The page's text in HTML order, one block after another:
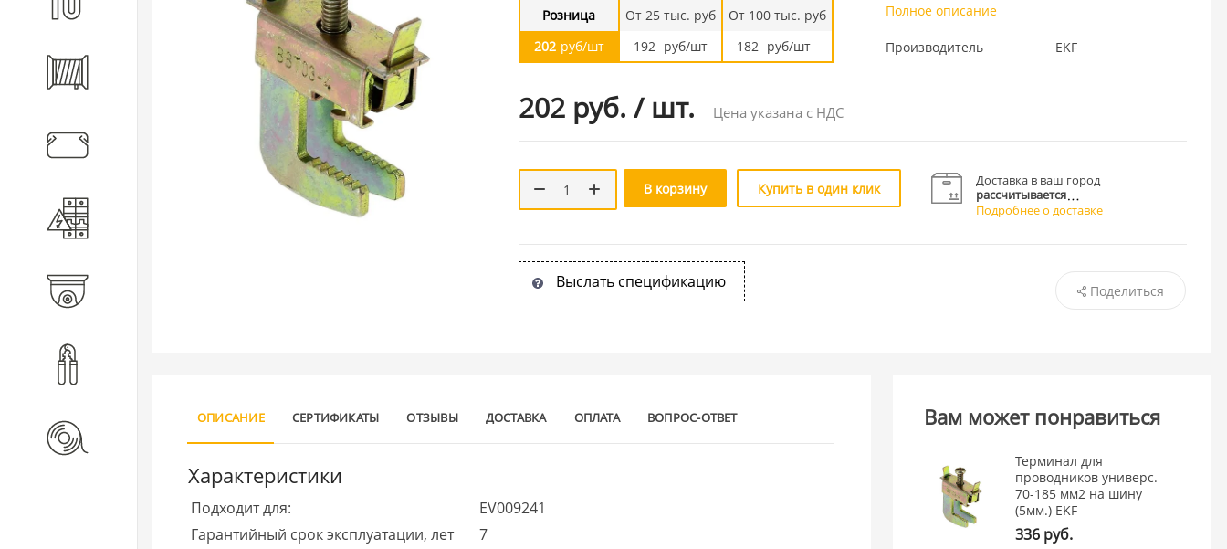
Кабеленесущие системы
Розница
202 руб/шт
От 25 тыс. руб
192 руб/шт
От 100 тыс. руб
182 руб/шт
202 руб. / шт. Цена указана с НДС
Полное описание
Производитель EKF
В корзину Купить в один клик
Доставка в ваш город
рассчитывается
Подробнее о доставке
Выслать спецификацию Поделиться
ОПИСАНИЕ СЕРТИФИКАТЫ ОТЗЫВЫ ДОСТАВКА ОПЛАТА ВОПРОС-ОТВЕТ
Характеристики
Подходит для:
EV009241
Гарантийный срок эксплуатации, лет
7
Вам может понравиться
Терминал для
проводников универс.
70-185 мм2 на шину
(5мм.) EKF
336 руб.